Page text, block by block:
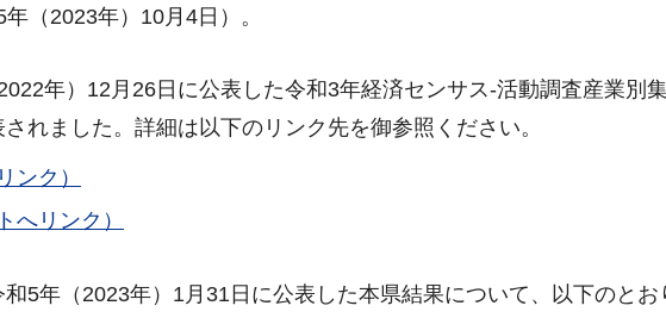
（2023年）10月4日）。
年）12月26日に公表した令和3年経済センサス-活動調査産業別
れました。詳細は以下のリンク先を御参照ください。
ンク）
へリンク）
5年（2023年）1月31日に公表した本県結果について、以下のとお